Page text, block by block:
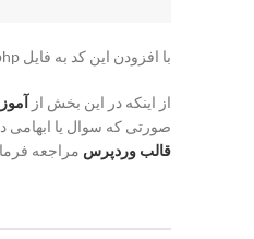
با افزودن این کد به فایل function.php
از اینکه در این بخش از
صورتی که سوال یا ابهامی
قالب وردپرس مراجعه